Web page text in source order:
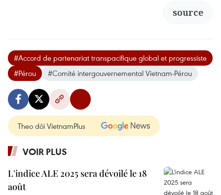
source
#Accord de partenariat transpacifique global et progressiste
#Pérou
#Comité intergouvernemental Vietnam-Pérou
Theo dõi VietnamPlus
VOIR PLUS
L'indice ALE 2025 sera dévoilé le 18
août